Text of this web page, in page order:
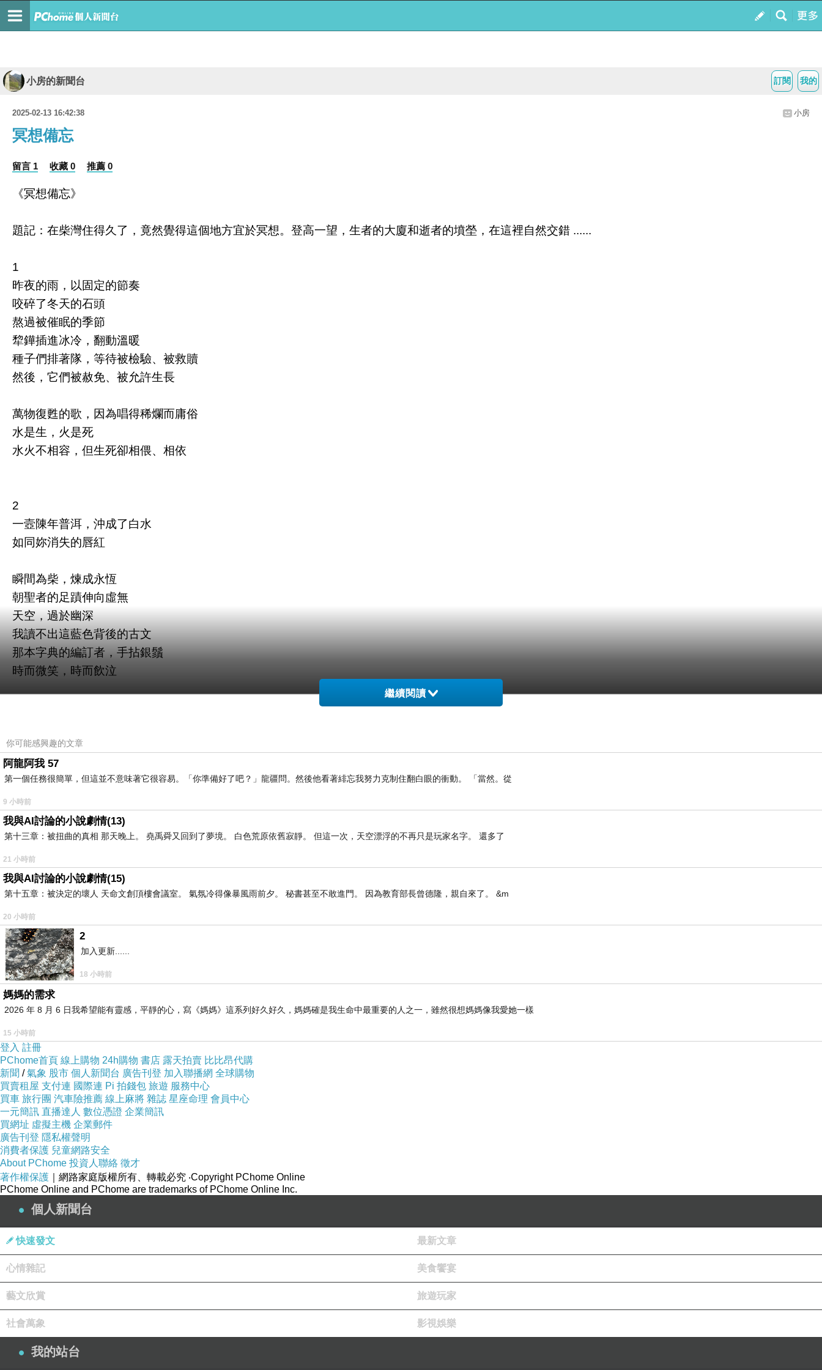
我的
訂閱
小房的新聞台
2025-02-13 16:42:38 小房
冥想備忘
留言 1 收藏 0 推薦 0
《冥想備忘》
題記：在柴灣住得久了，竟然覺得這個地方宜於冥想。登高一望，生者的大廈和逝者的墳塋，在這裡自然交錯 ......
1
昨夜的雨，以固定的節奏
咬碎了冬天的石頭
熬過被催眠的季節
犂鏵插進冰冷，翻動溫暖
種子們排著隊，等待被檢驗、被救贖
然後，它們被赦免、被允許生長
萬物復甦的歌，因為唱得稀爛而庸俗
水是生，火是死
水火不相容，但生死卻相偎、相依
2
一壼陳年普洱，沖成了白水
如同妳消失的唇紅
瞬間為柴，煉成永恆
朝聖者的足蹟伸向虛無
天空，過於幽深
我讀不出這藍色背後的古文
那本字典的編訂者，手拈銀鬚
時而微笑，時而飲泣
慣於在夢裡回答一些提問
不在乎傷痛，不在乎倒計時
因為你已經參與了很多，比如生殖
還有，在夢裡典當了人生
踩著舊路，重複最古老的疑問
一次遠行，只帶回了天際浮雲
茫然四顧，妳說，妳不是在孤島上
因為妳自己就是一座孤島
4
向同一個方向，噴灑曖昧
懸在空中的門，沒有開啟
當寂靜，衝破了喉嚨
我們開始交換彼此的夢境
隔著時光的溝壑，相互眺望
或許就需要這樣一個距離
可以把思念和牽掛拉得更長
而永別的意義
都在晚上，夜深人靜的時刻
避開聖者的遺言
試圖破解生命的密碼
最終，只是看著時間和鐘錶一起老去
不知道再用多少年
才能把黑暗煮成光明，
以便在冥想中看到自己
繼續閱讀
你可能感興趣的文章
阿龍阿我 57
第一個任務很簡單，但這並不意味著它很容易。「你準備好了吧？」龍疆問。然後他看著緋忘我努力克制住翻白眼的衝動。 「當然。從
9 小時前
我與AI討論的小說劇情(13)
第十三章：被扭曲的真相 那天晚上。 堯禹舜又回到了夢境。 白色荒原依舊寂靜。 但這一次，天空漂浮的不再只是玩家名字。 還多了
21 小時前
我與AI討論的小說劇情(15)
第十五章：被決定的壞人 天命文創頂樓會議室。 氣氛冷得像暴風雨前夕。 秘書甚至不敢進門。 因為教育部長曾德隆，親自來了。 &m
20 小時前
2
加入更新......
18 小時前
媽媽的需求
2026 年 8 月 6 日我希望能有靈感，平靜的心，寫《媽媽》這系列好久好久，媽媽確是我生命中最重要的人之一，雖然很想媽媽像我愛她一樣
15 小時前
登入 註冊
PChome首頁 線上購物 24h購物 書店 露天拍賣 比比昂代購
新聞 /氣象 股市 個人新聞台 廣告刊登 加入聯播網 全球購物
買賣租屋 支付連 國際連 Pi 拍錢包 旅遊 服務中心
買車 旅行團 汽車險推薦 線上麻將 雜誌 星座命理 會員中心
一元簡訊 直播達人 數位憑證 企業簡訊
買網址 虛擬主機 企業郵件
廣告刊登 隱私權聲明
消費者保護 兒童網路安全
About PChome 投資人聯絡 徵才
著作權保護 ｜網路家庭版權所有、轉載必究 ‧Copyright PChome Online
PChome Online and PChome are trademarks of PChome Online Inc.
個人新聞台
快速發文 最新文章
心情雜記 美食饗宴
藝文欣賞 旅遊玩家
社會萬象 影視娛樂
我的站台